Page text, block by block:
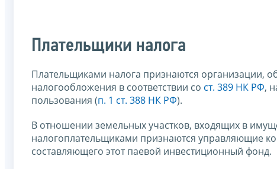
Плательщики налога
Плательщиками налога признаются организации,
налогообложения в соответствии со ст. 389 НК РФ,
пользования (п. 1 ст. 388 НК РФ).
В отношении земельных участков, входящих в
налогоплательщиками признаются управляющие
составляющего этот паевой инвестиционный фонд.